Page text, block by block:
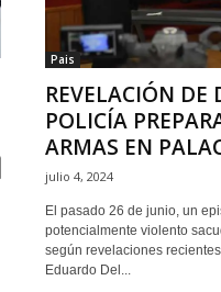
Pais
REVELACIÓN DE
POLICÍA
ARMAS EN
julio 4, 2024
El pasado 26 de junio, un
potencialmente violento
según revelaciones
Eduardo Del...